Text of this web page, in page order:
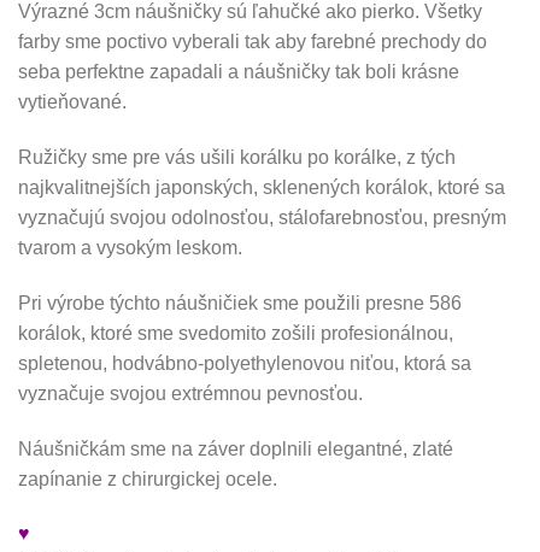
Výrazné 3cm náušničky sú ľahučké ako pierko. Všetky
farby sme poctivo vyberali tak aby farebné prechody do
seba perfektne zapadali a náušničky tak boli krásne
vytieňované.
Ružičky sme pre vás ušili korálku po korálke, z tých
najkvalitnejších japonských, sklenených korálok, ktoré sa
vyznačujú svojou odolnosťou, stálofarebnosťou, presným
tvarom a vysokým leskom.
Pri výrobe týchto náušničiek sme použili presne 586
korálok, ktoré sme svedomito zošili profesionálnou,
spletenou, hodvábno-polyethylenovou niťou, ktorá sa
vyznačuje svojou extrémnou pevnosťou.
Náušničkám sme na záver doplnili elegantné, zlaté
zapínanie z chirurgickej ocele.
♥